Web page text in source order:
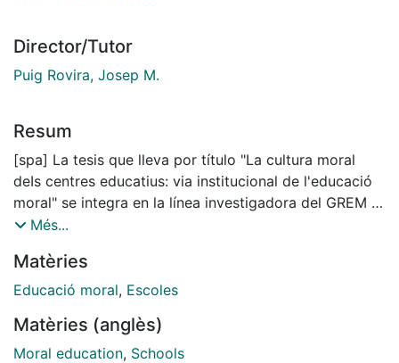
Director/Tutor
Puig Rovira, Josep M.
Resum
[spa] La tesis que lleva por título "La cultura moral
deIs centres educatius: via institucional de l'educació
moral" se integra en la línea investigadora del GREM -
Grup de Recerca d'educació Moral- de la Universidad
de cómo nos educamos moralmente en el seno de la
institución escolar. La investigación concreta su
los elementos que componen su organización,
dinámica y funcionamiento y lo dotan de valor
Més...
Matèries
Educació moral, Escoles
Matèries (anglès)
Moral education, Schools